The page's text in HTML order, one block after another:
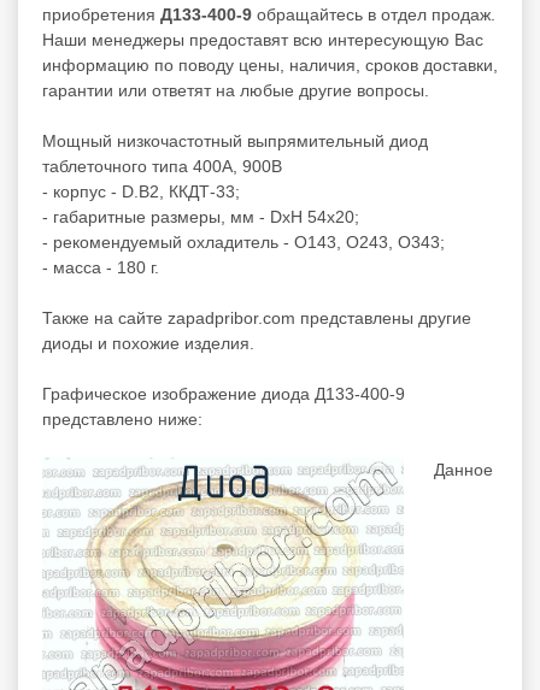
приобретения Д133-400-9 обращайтесь в отдел продаж.
Наши менеджеры предоставят всю интересующую Вас
информацию по поводу цены, наличия, сроков доставки,
гарантии или ответят на любые другие вопросы.
Мощный низкочастотный выпрямительный диод
таблеточного типа 400А, 900В
- корпус - D.B2, ККДТ-33;
- габаритные размеры, мм - DxH 54x20;
- рекомендуемый охладитель - О143, О243, О343;
- масса - 180 г.
Также на сайте zapadpribor.com представлены другие
диоды и похожие изделия.
Графическое изображение диода Д133-400-9
представлено ниже:
Данное